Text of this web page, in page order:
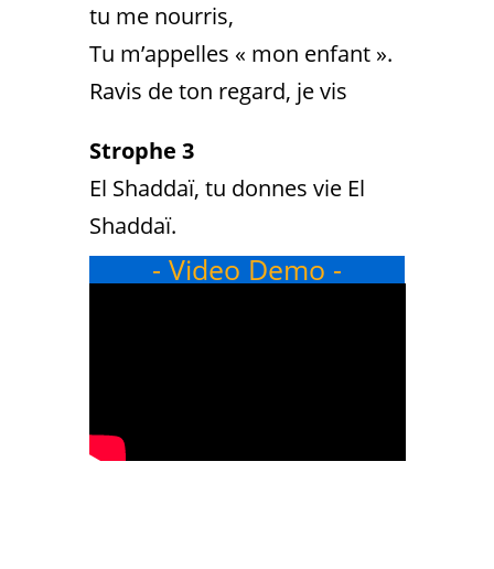
tu me nourris,
Tu m’appelles « mon enfant ».
Ravis de ton regard, je vis
Strophe 3
El Shaddaï, tu donnes vie El
Shaddaï.
- Video Demo -